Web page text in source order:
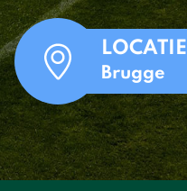
LOCATIE
Brugge